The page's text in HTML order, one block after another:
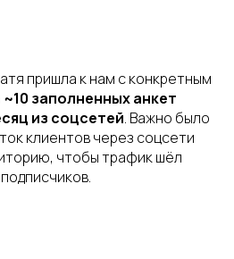
пришла к нам с конкретным
заполненных анкет
из соцсетей. Важно было
клиентов через соцсети
чтобы трафик шёл